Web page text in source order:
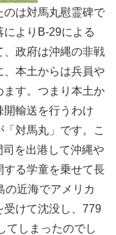
のは対馬丸慰霊碑で
よりB-29による
、政府は沖縄の非戦
、本土からは兵員や
ます。つまり本土か
開輸送を行うわけ
対馬丸」です。こ
を出港して沖縄や
する学童を乗せて長
の近海でアメリカ
受けて沈没し、779
てしまったのでし